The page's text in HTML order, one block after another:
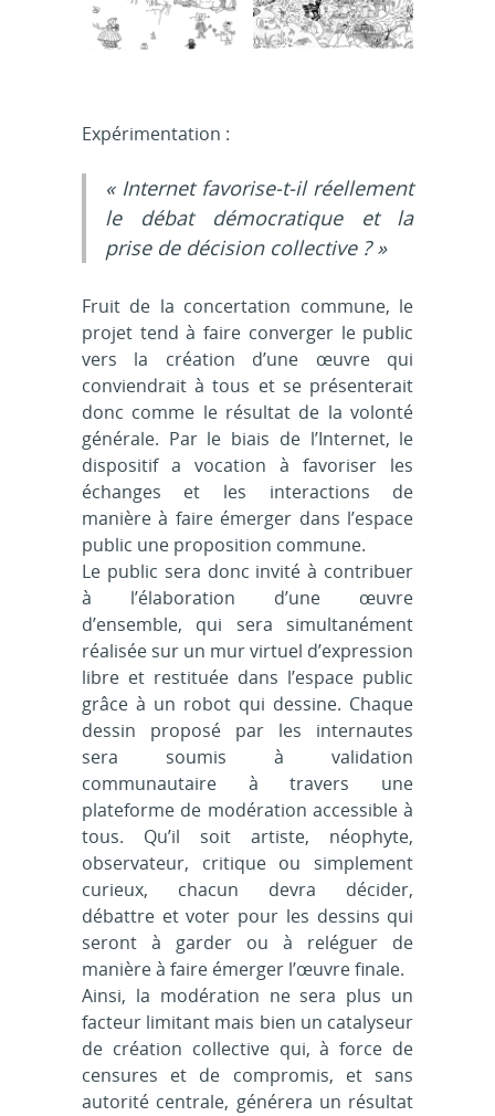
Expérimentation :
« Internet favorise-t-il réellement
le débat démocratique et la
prise de décision collective ? »
Fruit de la concertation commune, le
projet tend à faire converger le public
vers la création d’une œuvre qui
conviendrait à tous et se présenterait
donc comme le résultat de la volonté
générale. Par le biais de l’Internet, le
dispositif a vocation à favoriser les
échanges et les interactions de
manière à faire émerger dans l’espace
public une proposition commune.
Le public sera donc invité à contribuer
à l’élaboration d’une œuvre
d’ensemble, qui sera simultanément
réalisée sur un mur virtuel d’expression
libre et restituée dans l’espace public
grâce à un robot qui dessine. Chaque
dessin proposé par les internautes
sera soumis à validation
communautaire à travers une
plateforme de modération accessible à
tous. Qu’il soit artiste, néophyte,
observateur, critique ou simplement
curieux, chacun devra décider,
débattre et voter pour les dessins qui
seront à garder ou à reléguer de
manière à faire émerger l’œuvre finale.
Ainsi, la modération ne sera plus un
facteur limitant mais bien un catalyseur
de création collective qui, à force de
censures et de compromis, et sans
autorité centrale, générera un résultat